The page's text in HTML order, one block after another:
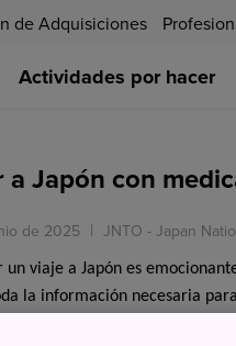
de Adquisiciones
Actividades por hacer
a Japón con
de 2025 JNTO - Japan
un viaje a Japón es
la información necesaria
temas importantes a